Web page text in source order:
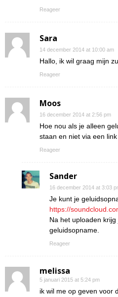
Reageer
Sara
14 december 2014 at 10:00 am
Hallo, ik wil graag mijn
Reageer
Moos
16 december 2014 at 2:56 pm
Hoe nou als je alleen
staan en niet via een
Reageer
Sander
16 december 2014 at 3:03
Je kunt je
https://
Na het uploaden
geluidsopname.
Reageer
melissa
5 januari 2015 at 5:24 pm
ik wil me op geven voor